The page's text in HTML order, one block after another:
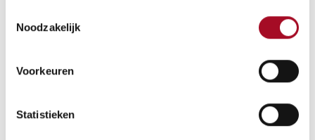
Noodzakelijk
Voorkeuren
Statistieken